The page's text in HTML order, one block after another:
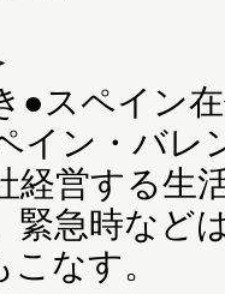
●スペイン
イン・バレ
経営する生
緊急時など
なす。